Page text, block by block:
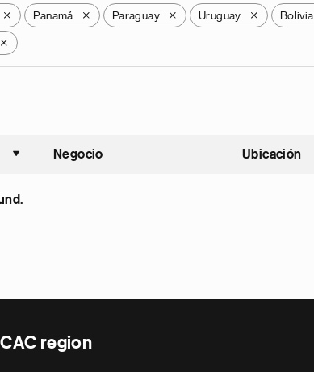
X Panamá X Paraguay X Uruguay X Bolivia
X
Ordenar ascendente
Negocio Ubicación
region